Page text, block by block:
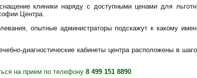
клиники наряду с доступными ценами для
Центра.
опытные администраторы подскажут к какому
диагностические кабинеты центра расположены в
на прием по телефону 8 499 151 8890